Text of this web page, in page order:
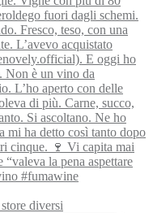
diversi